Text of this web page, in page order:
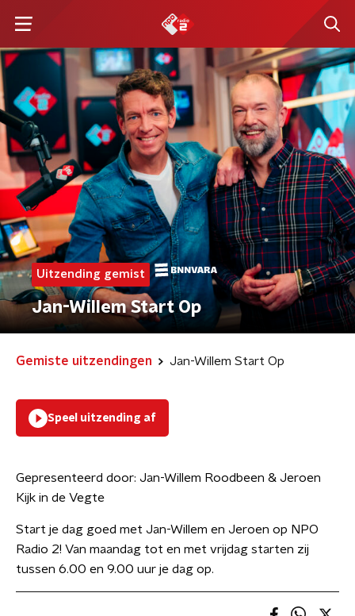
Uitzending gemist
Jan-Willem Start Op
Gemiste uitzendingen Jan-Willem Start Op
Speel uitzending af
Gepresenteerd door: Jan-Willem Roodbeen & Jeroen
Kijk in de Vegte
Start je dag goed met Jan-Willem en Jeroen op NPO
Radio 2! Van maandag tot en met vrijdag starten zij
tussen 6.00 en 9.00 uur je dag op.